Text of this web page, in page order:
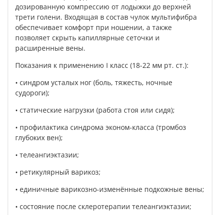
дозированную компрессию от лодыжки до верхней
трети голени. Входящая в состав чулок мультифибра
обеспечивает комфорт при ношении, а также
позволяет скрыть капиллярные сеточки и
расширенные вены.
Показания к применению I класс (18-22 мм рт. ст.):
• синдром усталых ног (боль, тяжесть, ночные
судороги);
• статические нагрузки (работа стоя или сидя);
• профилактика синдрома эконом-класса (тромбоз
глубоких вен);
• телеангиэктазии;
• ретикулярный варикоз;
• единичные варикозно-изменённые подкожные вены;
• состояние после склеротерапии телеангиэктазии;